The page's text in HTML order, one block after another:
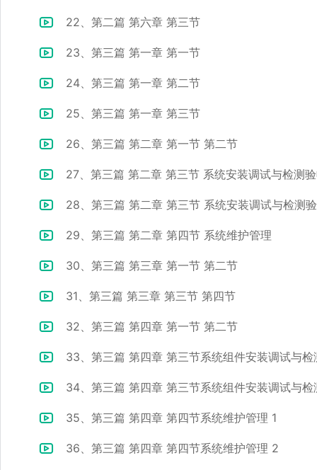
22、第二篇 第六章 第三节
23、第三篇 第一章 第一节
24、第三篇 第一章 第二节
25、第三篇 第一章 第三节
26、第三篇 第二章 第一节 第二节
27、第三篇 第二章 第三节 系统安装调试与检测
28、第三篇 第二章 第三节 系统安装调试与检测
29、第三篇 第二章 第四节 系统维护管理
30、第三篇 第三章 第一节 第二节
31、第三篇 第三章 第三节 第四节
32、第三篇 第四章 第一节 第二节
33、第三篇 第四章 第三节系统组件安装调试与检
34、第三篇 第四章 第三节系统组件安装调试与
35、第三篇 第四章 第四节系统维护管理 1
36、第三篇 第四章 第四节系统维护管理 2